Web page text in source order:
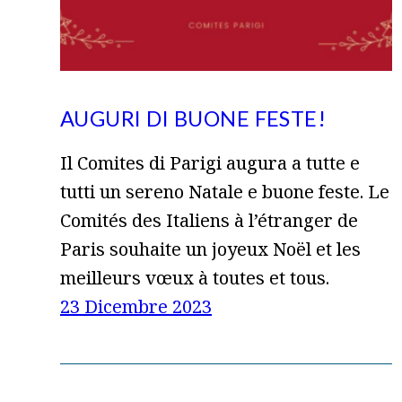
AUGURI DI BUONE FESTE!
Il Comites di Parigi augura a tutte e
tutti un sereno Natale e buone feste. Le
Comités des Italiens à l’étranger de
Paris souhaite un joyeux Noël et les
meilleurs vœux à toutes et tous.
23 Dicembre 2023